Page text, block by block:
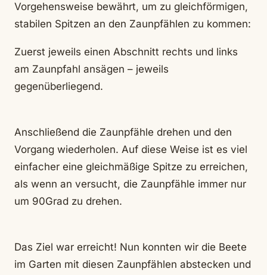
Vorgehensweise bewährt, um zu gleichförmigen,
stabilen Spitzen an den Zaunpfählen zu kommen:
Zuerst jeweils einen Abschnitt rechts und links
am Zaunpfahl ansägen – jeweils
gegenüberliegend.
Anschließend die Zaunpfähle drehen und den
Vorgang wiederholen. Auf diese Weise ist es viel
einfacher eine gleichmäßige Spitze zu erreichen,
als wenn an versucht, die Zaunpfähle immer nur
um 90Grad zu drehen.
Das Ziel war erreicht! Nun konnten wir die Beete
im Garten mit diesen Zaunpfählen abstecken und